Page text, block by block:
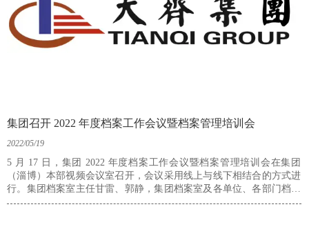
集团召开 2022 年度档案工作会议暨档案管理培训会
2022/05/19
5 月 17 日，集团 2022 年度档案工作会议暨档案管理培训会在集团
（淄博）本部视频会议室召开，会议采用线上与线下相结合的方式进
行。集团档案室主任甘雷、郭静，集团档案室及各单位、各部门档案
员 21 人参加了会议。